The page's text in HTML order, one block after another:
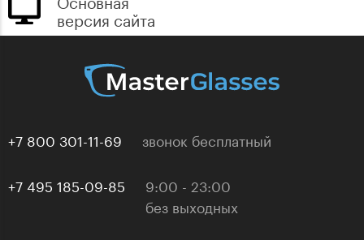
версия сайта
+7 800 301-11-69 звонок бесплатный
+7 495 185-09-85
9:00 - 23:00
без выходных